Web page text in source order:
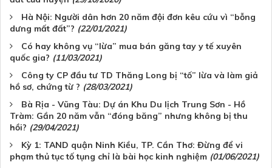
Hà Nội: Người dân hơn 20 năm đội đơn kêu cứu vì “bỗng
dưng mất đất”? (22/01/2021)
Có hay không vụ “lừa” mua bán găng tay y tế xuyên
quốc gia? (11/03/2021)
Công ty CP đầu tư TD Thăng Long bị “tố” lừa và làm giả
hồ sơ, chứng từ ? (28/03/2021)
Bà Rịa - Vũng Tàu: Dự án Khu Du lịch Trung Sơn - Hồ
Tràm: Gần 20 năm vẫn “đóng băng” nhưng không bị thu
hồi? (29/04/2021)
Kỳ 1: TAND quận Ninh Kiều, TP. Cần Thơ: Đừng để vi
phạm thủ tục tố tụng chỉ là bài học kinh nghiệm (01/06/2021)